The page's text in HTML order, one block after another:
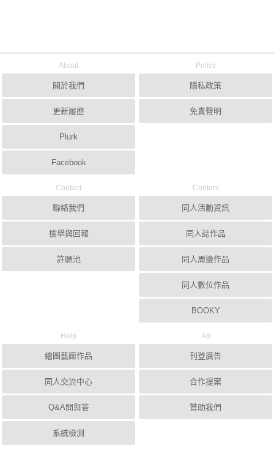
About
關於我們
更新履歷
Plurk
Facebook
Policy
隱私政策
免責聲明
Contact
聯絡我們
檢舉與回報
許願池
Content
同人活動資訊
同人誌作品
同人周邊作品
同人數位作品
BOOKY
Help
繪圖藝廊作品
同人交流中心
Q&A問與答
系統檢測
Ad
刊登廣告
合作提案
贊助我們